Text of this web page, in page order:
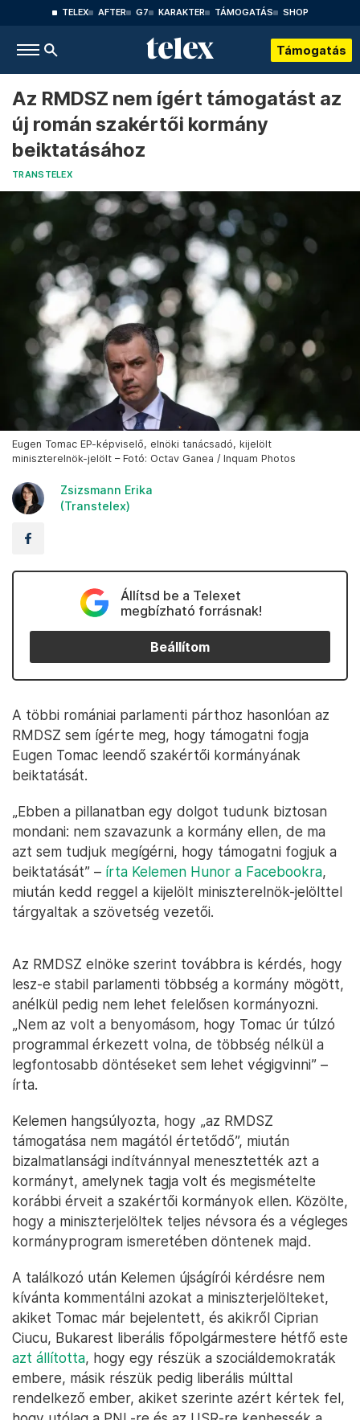
TELEX AFTER G7 KARAKTER TÁMOGATÁS SHOP
Támogatás
Az RMDSZ nem ígért támogatást az
új román szakértői kormány
beiktatásához
TRANSTELEX
Eugen Tomac EP-képviselő, elnöki tanácsadó, kijelölt
miniszterelnök-jelölt – Fotó: Octav Ganea / Inquam Photos
Zsizsmann Erika
(Transtelex)
Állítsd be a Telexet
megbízható forrásnak!
Beállítom
A többi romániai parlamenti párthoz hasonlóan az
RMDSZ sem ígérte meg, hogy támogatni fogja
Eugen Tomac leendő szakértői kormányának
beiktatását.
„Ebben a pillanatban egy dolgot tudunk biztosan
mondani: nem szavazunk a kormány ellen, de ma
azt sem tudjuk megígérni, hogy támogatni fogjuk a
beiktatását” – írta Kelemen Hunor a Facebookra,
miután kedd reggel a kijelölt miniszterelnök-jelölttel
tárgyaltak a szövetség vezetői.
Az RMDSZ elnöke szerint továbbra is kérdés, hogy
lesz-e stabil parlamenti többség a kormány mögött,
anélkül pedig nem lehet felelősen kormányozni.
„Nem az volt a benyomásom, hogy Tomac úr túlzó
programmal érkezett volna, de többség nélkül a
legfontosabb döntéseket sem lehet végigvinni” –
írta.
Kelemen hangsúlyozta, hogy „az RMDSZ
támogatása nem magától értetődő”, miután
bizalmatlansági indítvánnyal menesztették azt a
kormányt, amelynek tagja volt és megismételte
korábbi érveit a szakértői kormányok ellen. Közölte,
hogy a miniszterjelöltek teljes névsora és a végleges
kormányprogram ismeretében döntenek majd.
A találkozó után Kelemen újságírói kérdésre nem
kívánta kommentálni azokat a miniszterjelölteket,
akiket Tomac már bejelentett, és akikről Ciprian
Ciucu, Bukarest liberális főpolgármestere hétfő este
azt állította, hogy egy részük a szociáldemokraták
embere, másik részük pedig liberális múlttal
rendelkező ember, akiket szerinte azért kértek fel,